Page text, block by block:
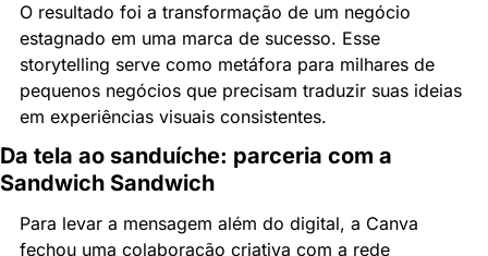
O resultado foi a transformação de um negócio
estagnado em uma marca de sucesso. Esse
storytelling serve como metáfora para milhares de
pequenos negócios que precisam traduzir suas ideias
em experiências visuais consistentes.
Da tela ao sanduíche: parceria com a
Sandwich Sandwich
Para levar a mensagem além do digital, a Canva